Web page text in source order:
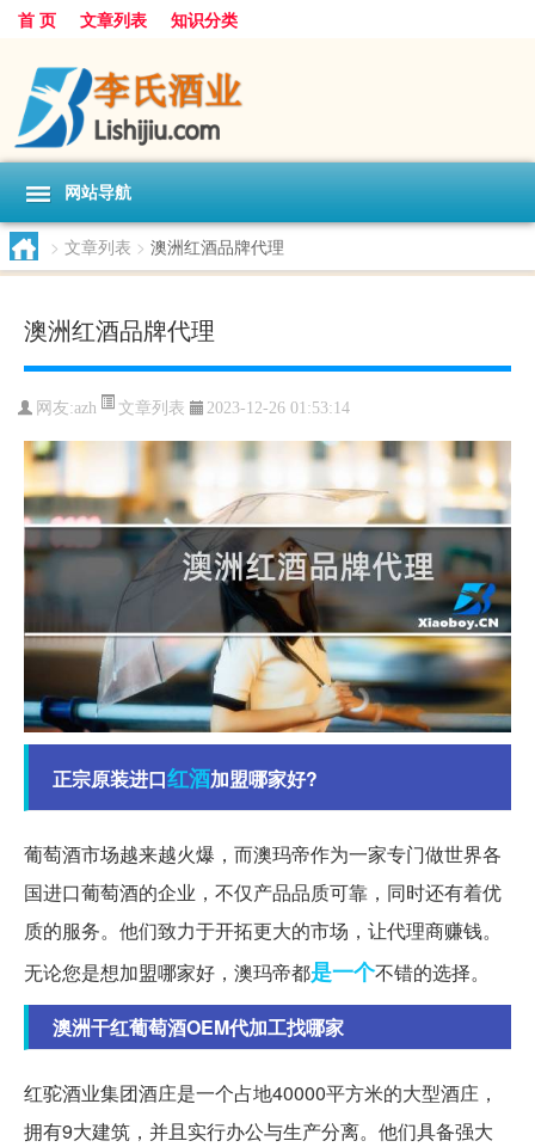
首 页 文章列表 知识分类
网站导航
> 文章列表 > 澳洲红酒品牌代理
澳洲红酒品牌代理
网友:azh 文章列表 2023-12-26 01:53:14
正宗原装进口红酒加盟哪家好?
葡萄酒市场越来越火爆，而澳玛帝作为一家专门做世界各
国进口葡萄酒的企业，不仅产品品质可靠，同时还有着优
质的服务。他们致力于开拓更大的市场，让代理商赚钱。
无论您是想加盟哪家好，澳玛帝都是一个不错的选择。
澳洲干红葡萄酒OEM代加工找哪家
红驼酒业集团酒庄是一个占地40000平方米的大型酒庄，
拥有9大建筑，并且实行办公与生产分离。他们具备强大